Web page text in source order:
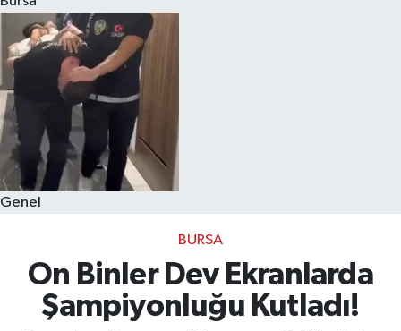
Genel
BURSA
On Binler Dev Ekranlarda
Şampiyonluğu Kutladı!
Eğitim
Sağlık
Magazin
Kültür & Sanat
Teknoloji